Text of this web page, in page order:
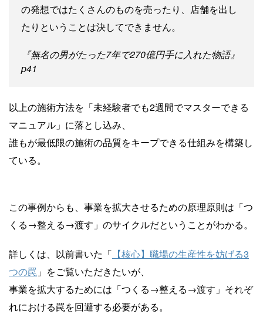
の発想ではたくさんのものを売ったり、店舗を出し
たりということは決してできません。
『無名の男がたった7年で270億円手に入れた物語』
p41
以上の施術方法を「未経験者でも2週間でマスターできる
マニュアル」に落とし込み、
誰もが最低限の施術の品質をキープできる仕組みを構築し
ている。
この事例からも、事業を拡大させるための原理原則は「つ
くる→整える→渡す」のサイクルだということがわかる。
詳しくは、以前書いた「 【核心】職場の生産性を妨げる3
つの罠 」をご覧いただきたいが、
事業を拡大するためには「つくる→整える→渡す」それぞ
れにおける罠を回避する必要がある。